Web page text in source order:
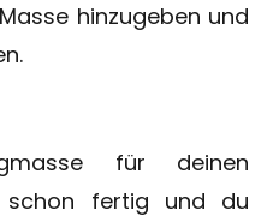
hinzugeben und
für deinen
schon fertig und du